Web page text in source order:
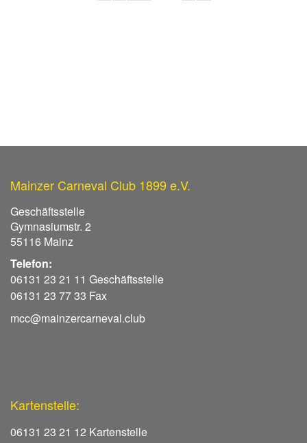
Mainzer Carneval Club 1899 e.V.
Geschäftsstelle
Gymnasiumstr. 2
55116 Mainz
Telefon:
06131 23 21 11 Geschäftsstelle
06131 23 77 33 Fax
mcc@mainzercarneval.club
Kartenstelle:
06131 23 21 12 Kartenstelle